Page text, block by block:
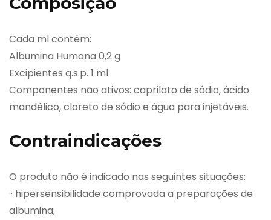
Cada ml contém:
Albumina Humana 0,2 g
Excipientes q.s.p. 1 ml
Componentes não ativos: caprilato de sódio, ácido
mandélico, cloreto de sódio e água para injetáveis.
Contraindicações
O produto não é indicado nas seguintes situações:
·· hipersensibilidade comprovada a preparações de
albumina;